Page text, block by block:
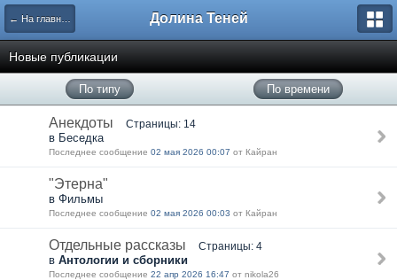
← На главную Долина Теней
Новые публикации
По типу По времени
Анекдоты Страницы: 14
в Беседка
Последнее сообщение 02 мая 2026 00:07 от Кайран
"Этерна"
в Фильмы
Последнее сообщение 02 мая 2026 00:03 от Кайран
Отдельные рассказы Страницы: 4
в Антологии и сборники
Последнее сообщение 22 апр 2026 16:47 от nikola26